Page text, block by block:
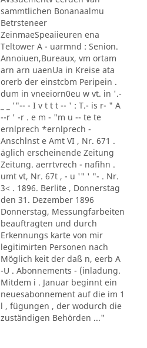
sammtlichen Bonanaalmu
Betrsteneer
ZeinmaeSpeaiieuren ena
Teltower A - uarmnd : Senion.
Annoiuen,Bureaux, vm ortam
arn arn uaenUa in Kreise ata
orerb der einstcbm Peripein .
dum in vneeiorn0eu w vt. in '.-
_ _ '"-- - I v t t t -- ' : T.- is r- " A
--r ' -r . e m - "m u -- te te
ernlprech *ernlprech -
Anschlnst e Amt VI , Nr. 671 .
äglich erscheinende Zeitung
Zeitung. aerrtvrech - nafihn .
umt vt, Nr. 67t , - u '" ' "- . Nr.
3< . 1896. Berlite , Donnerstag
den 31. Dezember 1896
Donnerstag, Messungfarbeiten
beauftragten und durch
Erkennungs karte von mir
legitimirten Personen nach
Möglich keit der daß n, eerb A
-U . Abonnements - (inladung.
Mitdem i . Januar beginnt ein
neuesabonnement auf die im 1
l , fügungen , der wodurch die
zuständigen Behörden ..."